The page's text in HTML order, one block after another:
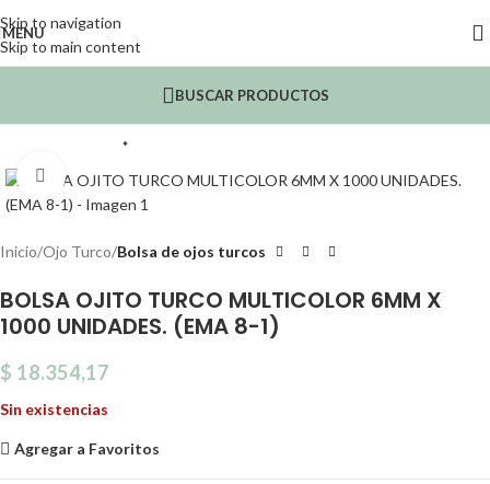
Skip to navigation
Skip to main content
MENU
BUSCAR PRODUCTOS
*
Click to enlarge
Inicio Ojo Turco Bolsa de ojos turcos
BOLSA OJITO TURCO MULTICOLOR 6MM X
1000 UNIDADES. (EMA 8-1)
$ 18.354,17
Sin existencias
Agregar a Favoritos